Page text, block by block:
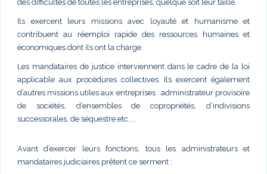
des difficultés de toutes les entreprises, quelque soit leur taille.
Ils exercent leurs missions avec loyauté et humanisme et
contribuent au réemploi rapide des ressources humaines et
économiques dont ils ont la charge.
Les mandataires de justice interviennent dans le cadre de la loi
applicable aux procédures collectives. Ils exercent également
d’autres missions utiles aux entreprises : administrateur provisoire
de sociétés, d’ensembles de copropriétés, d’indivisions
successorales, de séquestre etc....
Avant d’exercer leurs fonctions, tous les administrateurs et
mandataires judiciaires prêtent ce serment :